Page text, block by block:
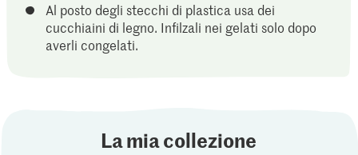
Al posto degli stecchi di plastica usa dei
cucchiaini di legno. Infilzali nei gelati solo dopo
averli congelati.
La mia collezione